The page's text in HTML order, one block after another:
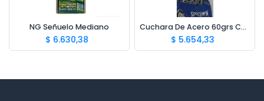
NG Señuelo Mediano
$ 6.630,38
Cuchara De Acero 60grs Cara Escama
$ 5.654,33